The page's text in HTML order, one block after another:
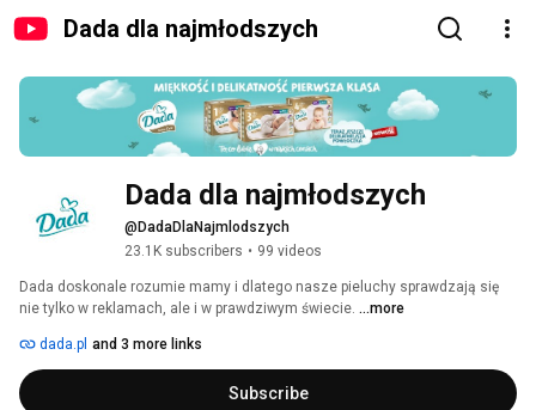
Dada dla najmłodszych
Dada dla najmłodszych
@DadaDlaNajmlodszych
23.1K subscribers • 99 videos
Dada doskonale rozumie mamy i dlatego nasze pieluchy sprawdzają się
nie tylko w reklamach, ale i w prawdziwym świecie. ...more
dada.pl and 3 more links
Subscribe